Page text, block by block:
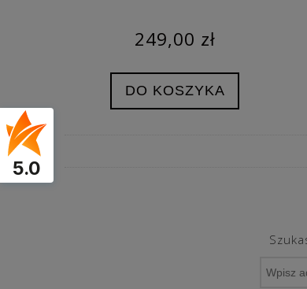
249,00 zł
DO KOSZYKA
5.0